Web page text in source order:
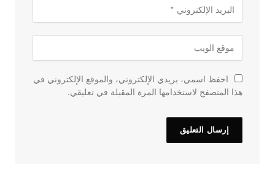
احفظ اسمي، بريدي الإلكتروني، والموقع الإلكتروني في
هذا المتصفح لاستخدامها المرة المقبلة في تعليقي.